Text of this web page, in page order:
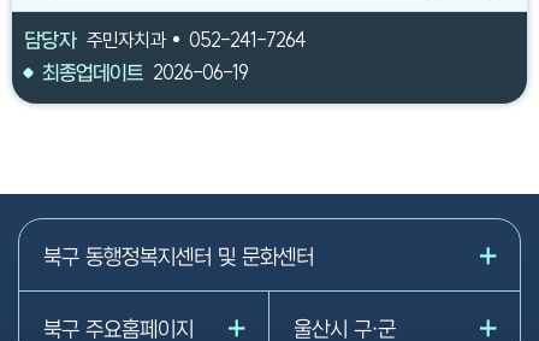
담당자 주민자치과
052-241-7264
최종업데이트 2026-06-19
북구 동행정복지센터 및 문화센터
북구 주요홈페이지 울산시 구·군